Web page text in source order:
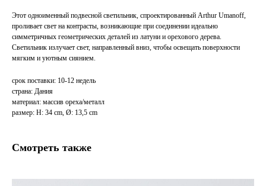
Этот одноименный подвесной светильник, спроектированный Arthur Umanoff,
проливает свет на контрасты, возникающие при соединении идеально
симметричных геометрических деталей из латуни и орехового дерева.
Светильник излучает свет, направленный вниз, чтобы освещать поверхности
мягким и уютным сиянием.
срок поставки: 10-12 недель
страна: Дания
материал: массив ореха/металл
размер: H: 34 cm, Ø: 13,5 cm
Смотреть также